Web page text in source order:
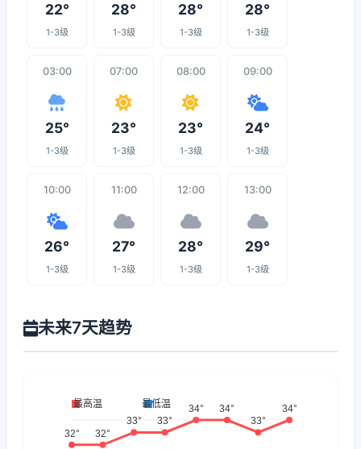
22°
1-3级
28°
1-3级
28°
1-3级
28°
1-3级
03:00
25°
1-3级
07:00
23°
1-3级
08:00
23°
1-3级
09:00
24°
1-3级
10:00
26°
1-3级
11:00
27°
1-3级
12:00
28°
1-3级
13:00
29°
1-3级
未来7天趋势